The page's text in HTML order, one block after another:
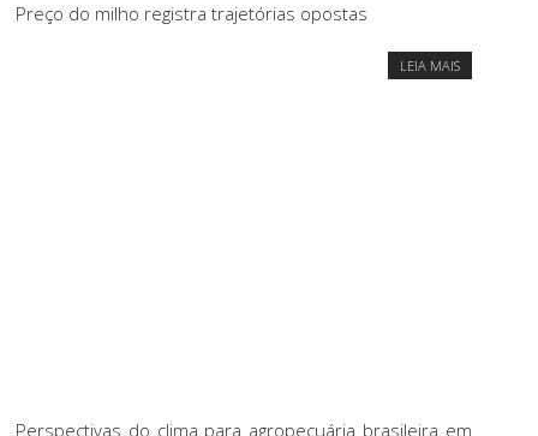
Preço do milho registra trajetórias opostas
LEIA MAIS
Perspectivas do clima para agropecuária brasileira em